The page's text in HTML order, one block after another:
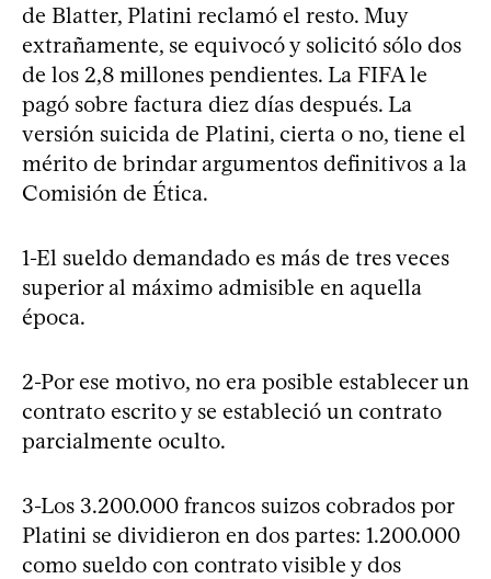
de Blatter, Platini reclamó el resto. Muy
extrañamente, se equivocó y solicitó sólo dos
de los 2,8 millones pendientes. La FIFA le
pagó sobre factura diez días después. La
versión suicida de Platini, cierta o no, tiene el
mérito de brindar argumentos definitivos a la
Comisión de Ética.
1-El sueldo demandado es más de tres veces
superior al máximo admisible en aquella
época.
2-Por ese motivo, no era posible establecer un
contrato escrito y se estableció un contrato
parcialmente oculto.
3-Los 3.200.000 francos suizos cobrados por
Platini se dividieron en dos partes: 1.200.000
como sueldo con contrato visible y dos